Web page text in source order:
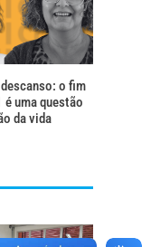
o fim
é uma questão
da vida